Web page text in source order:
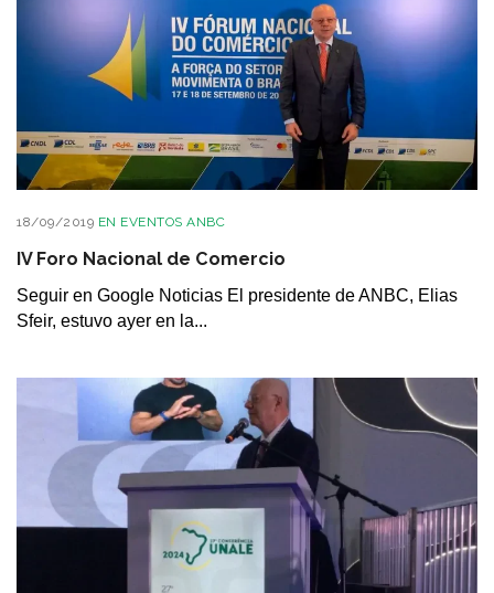
18/09/2019 EN EVENTOS ANBC
IV Foro Nacional de Comercio
Seguir en Google Noticias El presidente de ANBC, Elias
Sfeir, estuvo ayer en la...